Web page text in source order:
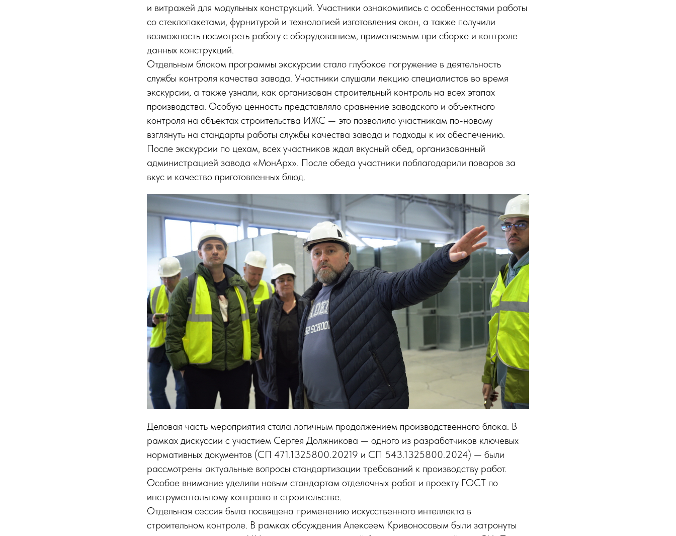
и витражей для модульных конструкций. Участники ознакомились с особенностями работы
со стеклопакетами, фурнитурой и технологией изготовления окон, а также получили
возможность посмотреть работу с оборудованием, применяемым при сборке и контроле
данных конструкций.
Отдельным блоком программы экскурсии стало глубокое погружение в деятельность
службы контроля качества завода. Участники слушали лекцию специалистов во время
экскурсии, а также узнали, как организован строительный контроль на всех этапах
производства. Особую ценность представляло сравнение заводского и объектного
контроля на объектах строительства ИЖС — это позволило участникам по-новому
взглянуть на стандарты работы службы качества завода и подходы к их обеспечению.
После экскурсии по цехам, всех участников ждал вкусный обед, организованный
администрацией завода «МонАрх». После обеда участники поблагодарили поваров за
вкус и качество приготовленных блюд.
Деловая часть мероприятия стала логичным продолжением производственного блока. В
рамках дискуссии с участием Сергея Должникова — одного из разработчиков ключевых
нормативных документов (СП 471.1325800.20219 и СП 543.1325800.2024) — были
рассмотрены актуальные вопросы стандартизации требований к производству работ.
Особое внимание уделили новым стандартам отделочных работ и проекту ГОСТ по
инструментальному контролю в строительстве.
Отдельная сессия была посвящена применению искусственного интеллекта в
строительном контроле. В рамках обсуждения Алексеем Кривоносовым были затронуты